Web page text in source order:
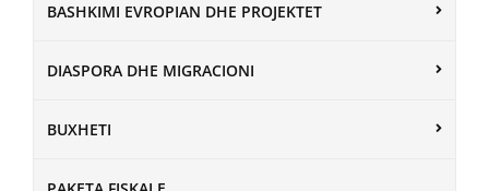
BASHKIMI EVROPIAN DHE PROJEKTET
DIASPORA DHE MIGRACIONI
BUXHETI